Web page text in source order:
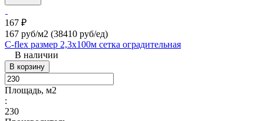
167 ₽
167 руб/м2 (38410 руб/eд)
C-flex размер 2,3х100м сетка оградительная
В наличии
В корзину
Площадь, м2
:
230